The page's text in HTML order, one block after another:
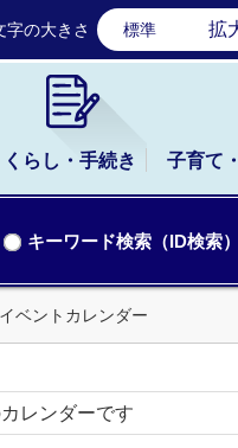
石岡市公式
字の大きさ 標準 拡
くらし・手続き 子育て
キーワード検索（ID検索）
イベントカレンダー
レンダーです